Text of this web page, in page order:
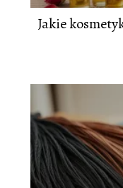
Jakie